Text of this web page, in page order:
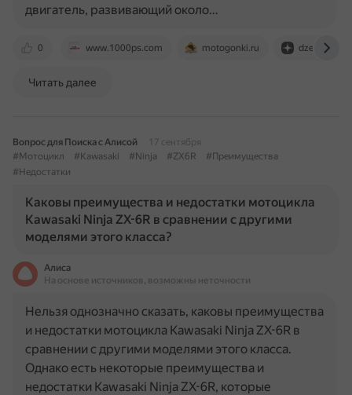
0 www.1000ps.com motogonki.ru dzen.ru
двигатель, развивающий около…
Читать далее
Вопрос для Поиска с Алисой
17 сентября
#Мотоцикл
#Kawasaki #Ninja #ZX6R
#Преимущества
#Недостатки
Каковы преимущества и недостатки мотоцикла
Kawasaki Ninja ZX-6R в сравнении с другими
моделями этого класса?
Алиса
На основе источников, возможны неточности
Нельзя однозначно сказать, каковы преимущества
и недостатки мотоцикла Kawasaki Ninja ZX-6R в
сравнении с другими моделями этого класса.
Однако есть некоторые преимущества и
недостатки Kawasaki Ninja ZX-6R, которые